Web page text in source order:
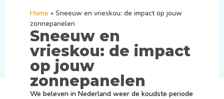
Home » Sneeuw en vrieskou: de impact op jouw
zonnepanelen
Sneeuw en
vrieskou: de impact
op jouw
zonnepanelen
We beleven in Nederland weer de koudste periode